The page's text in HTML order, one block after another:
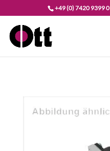
+49 (0) 7420 9399 0